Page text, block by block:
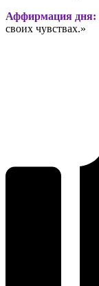
Аффирмация дня:
своих чувствах.»